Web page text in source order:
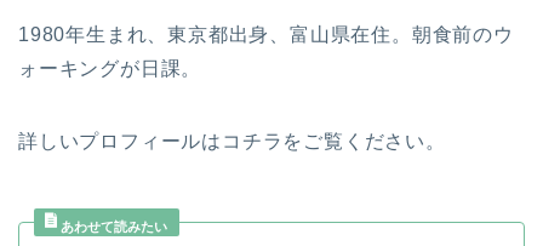
1980年生まれ、東京都出身、富山県在住。朝食前のウ
ォーキングが日課。
詳しいプロフィールはコチラをご覧ください。